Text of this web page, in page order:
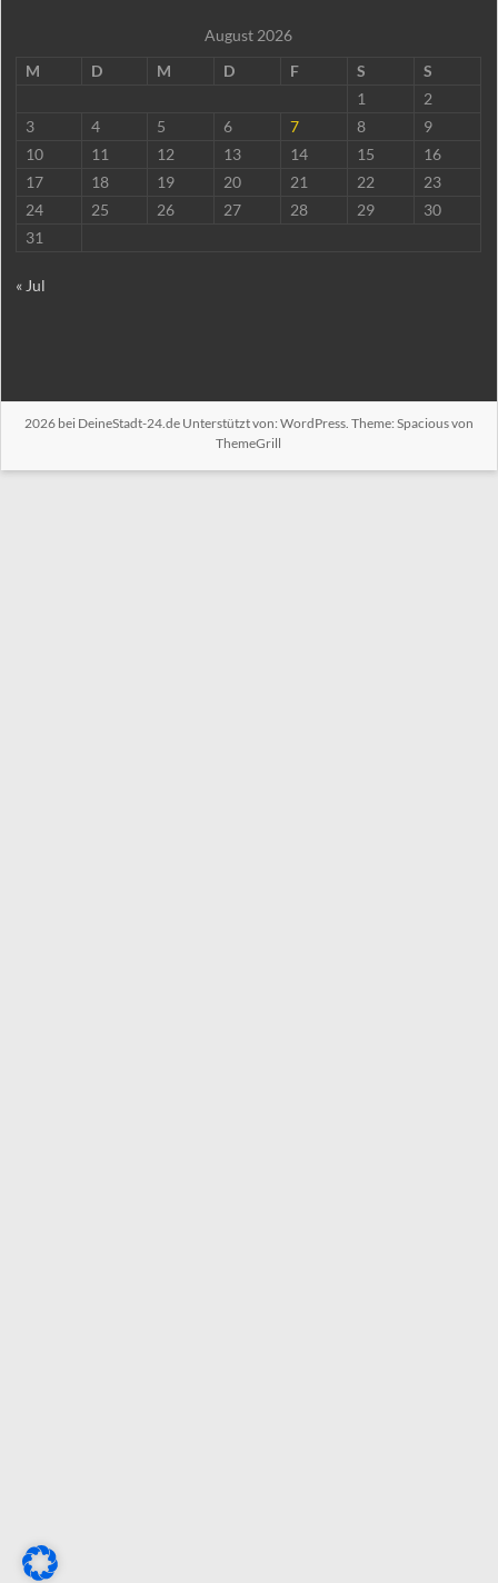
August 2026
M
D M D F S
S
1
2
3
4 5 6 7 8
9
10
11 12 13 14 15
16
17
18 19 20 21 22
23
24
25 26 27 28 29
30
31
« Jul
2026 bei DeineStadt-24.deUnterstützt von: WordPress. Theme: Spacious von
ThemeGrill